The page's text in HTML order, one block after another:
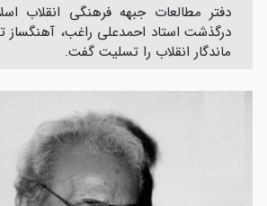
دفتر مطالعات جبهه فرهنگی انقلاب
درگذشت استاد احمدعلی راغب، آهنگساز
ماندگار انقلاب را تسلیت گفت.